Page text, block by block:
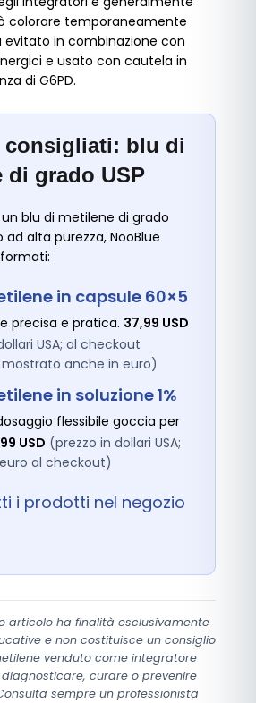
colorare temporaneamente
evitato in combinazione con
e usato con cautela in
di G6PD.
consigliati: blu di
di grado USP
blu di metilene di grado
alta purezza, NooBlue
in capsule 60×5
precisa e pratica. 37,99 USD
USA; al checkout
mostrato anche in euro)
in soluzione 1%
flessibile goccia per
USD (prezzo in dollari USA;
al checkout)
i prodotti nel negozio
articolo ha finalità esclusivamente
e non costituisce un consiglio
venduto come integratore
curare o prevenire
sempre un professionista